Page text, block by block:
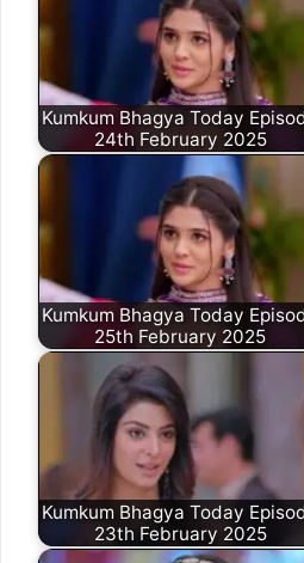
Kumkum Bhagya Today
24th February 2025
Kumkum Bhagya Today
25th February 2025
Kumkum Bhagya Today
23th February 2025